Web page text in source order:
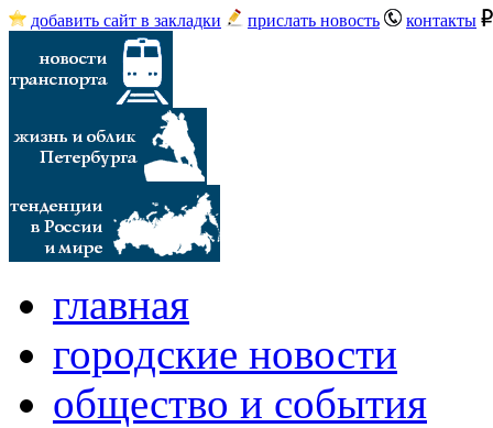
добавить сайт в закладки прислать новость контакты
главная
городские новости
общество и события